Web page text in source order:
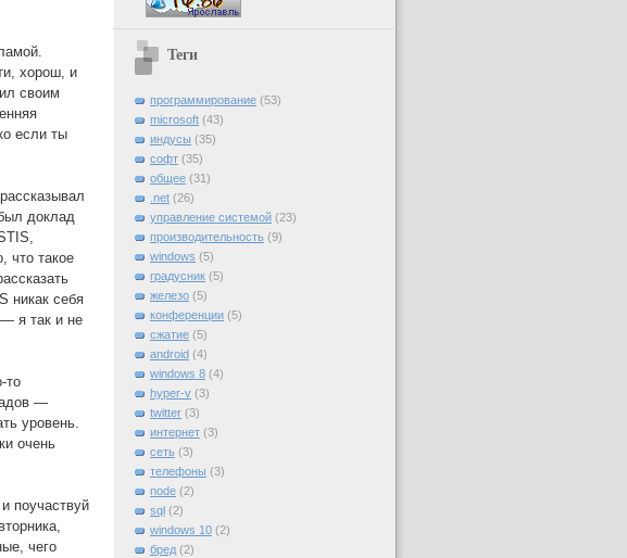
хорош, и
своим
если ты
доклад
что такое
никак себя
я так и не
то
—
уровень.
очень
поучаствуй
чего
Теги
программирование (53)
microsoft (43)
индусы (35)
софт (35)
общее (31)
.net (26)
управление системой (23)
производительность (9)
windows (5)
градусник (5)
железо (5)
конференции (5)
сжатие (5)
android (4)
windows 8 (4)
hyper-v (3)
twitter (3)
интернет (3)
сеть (3)
телефоны (3)
node (2)
sql (2)
windows 10 (2)
бред (2)